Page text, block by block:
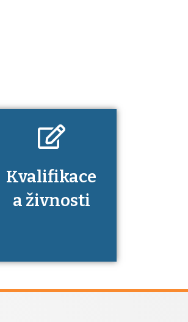
Kvalifikace
a živnosti